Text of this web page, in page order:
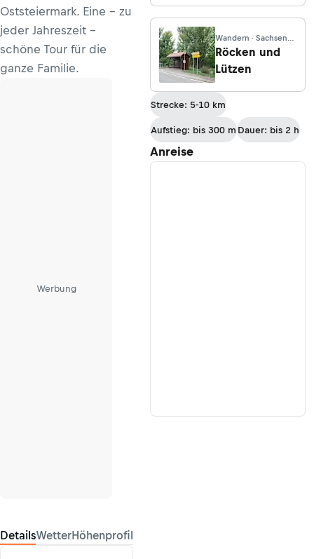
Oststeiermark. Eine - zu
jeder Jahreszeit -
schöne Tour für die
ganze Familie.
Werbung
DetailsWetterHöhenprofil
Wandern · Sachsen-
Anhalt
Röcken und
Lützen
Strecke: 5-10 km
Aufstieg: bis 300 m Dauer: bis 2 h
Anreise